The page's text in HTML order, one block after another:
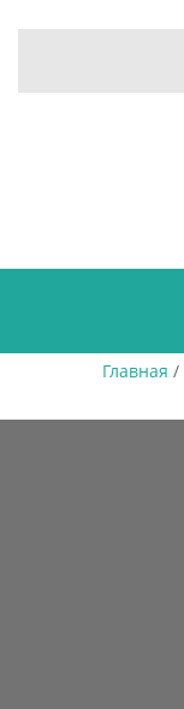
Главная /